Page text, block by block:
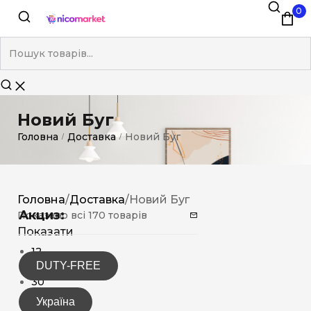
0
Новий Буг
Головна / Доставка / Новий Буг
Акциз:
DUTY-FREE
Україна
Головна/Доставка/Новий Буг
Показано всі 170 товарів
Показати
12
15
30